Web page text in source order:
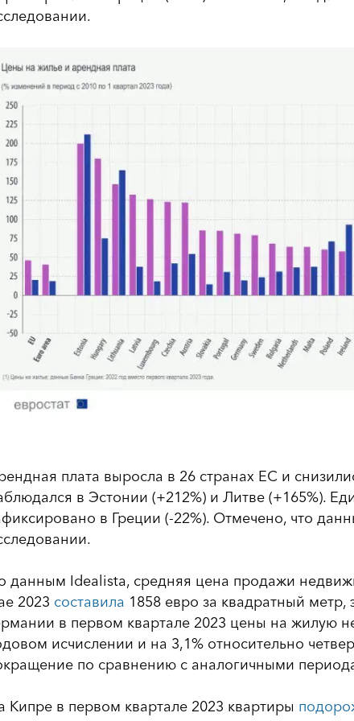
плата выросла в 26 странах ЕС и
в Эстонии (+212%) и Литве (+165%).
в Греции (-22%). Отмечено, что
данным Idealista, средняя цена продажи
2023 составила 1858 евро за квадратный
в первом квартале 2023 цены на жилую
исчислении и на 3,1% относительно
по сравнению с аналогичными
Кипре в первом квартале 2023 квартиры